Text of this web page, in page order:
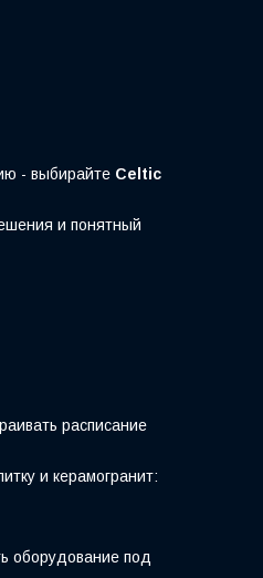
- выбирайте Celtic
и понятный
расписание
и керамогранит:
оборудование под